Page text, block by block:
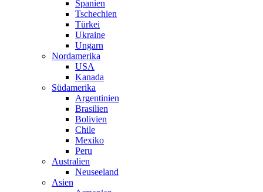
Spanien
Tschechien
Türkei
Ukraine
Ungarn
Nordamerika
USA
Kanada
Südamerika
Argentinien
Brasilien
Bolivien
Chile
Mexiko
Peru
Australien
Neuseeland
Asien